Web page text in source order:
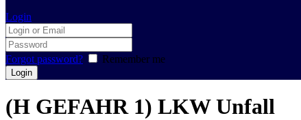
Login
Forgot password? Remember me
(H GEFAHR 1) LKW Unfall